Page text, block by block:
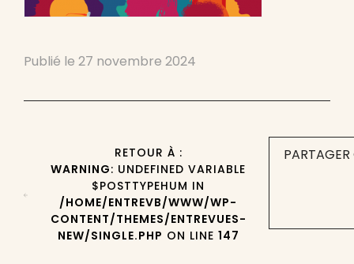
Publié le 27 novembre 2024
RETOUR À :
WARNING: UNDEFINED VARIABLE
$POSTTYPEHUM IN
/HOME/ENTREVB/WWW/WP-
CONTENT/THEMES/ENTREVUES-
NEW/SINGLE.PHP ON LINE 147